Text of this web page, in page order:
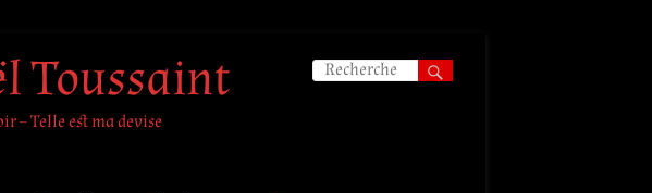
Toussaint
– Telle est ma devise